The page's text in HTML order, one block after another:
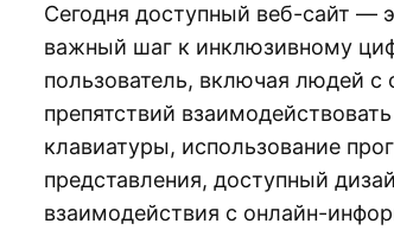
Сегодня доступный веб-сайт —
важный шаг к инклюзивному
пользователь, включая людей
препятствий
клавиатуры, использование
представления, доступный
взаимодействия с онлайн-